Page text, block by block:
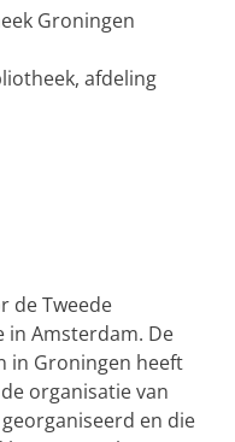
Groningen
afdeling
de Tweede
Amsterdam. De
in Groningen heeft
organisatie van
en die